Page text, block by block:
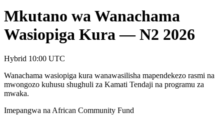
Mkutano wa Wanachama
Wasiopiga Kura — N2 2026
Hybrid 10:00 UTC
Wanachama wasiopiga kura wanawasilisha mapendekezo rasmi na
mwongozo kuhusu shughuli za Kamati Tendaji na programu za
mwaka.
Imepangwa naAfrican Community Fund